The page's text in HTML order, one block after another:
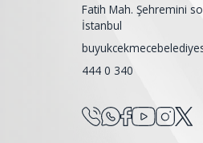
Fatih Mah. Şehremini
İstanbul
444 0 340